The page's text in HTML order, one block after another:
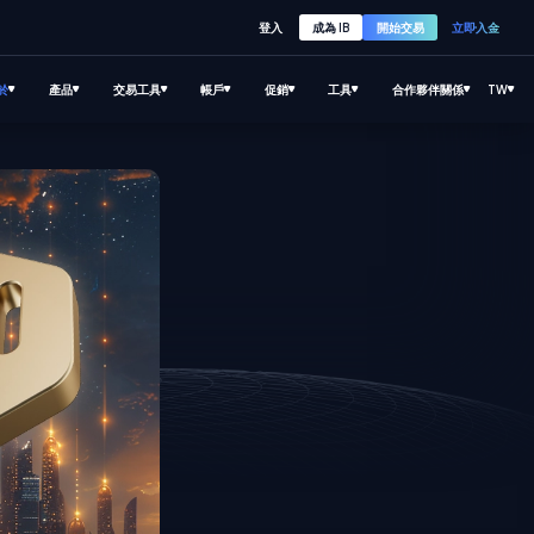
登入 成為 IB 開始交易 立即入金
產品 交易工具 帳戶 促銷 工具 合作夥伴關係 TW